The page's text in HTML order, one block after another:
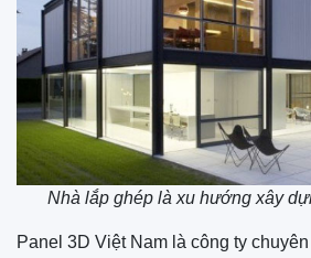
Nhà lắp ghép là xu hướng xây
Panel 3D Việt Nam là công ty